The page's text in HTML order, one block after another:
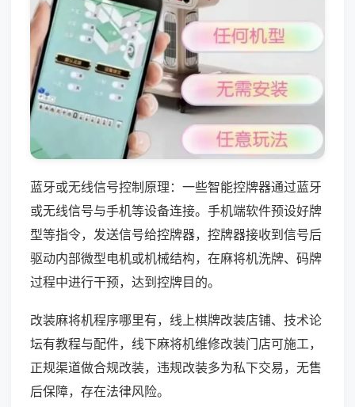
蓝牙或无线信号控制原理：一些智能控牌器通过蓝牙
或无线信号与手机等设备连接。手机端软件预设好牌
型等指令，发送信号给控牌器，控牌器接收到信号后
驱动内部微型电机或机械结构，在麻将机洗牌、码牌
过程中进行干预，达到控牌目的。
改装麻将机程序哪里有，线上棋牌改装店铺、技术论
坛有教程与配件，线下麻将机维修改装门店可施工，
正规渠道做合规改装，违规改装多为私下交易，无售
后保障，存在法律风险。